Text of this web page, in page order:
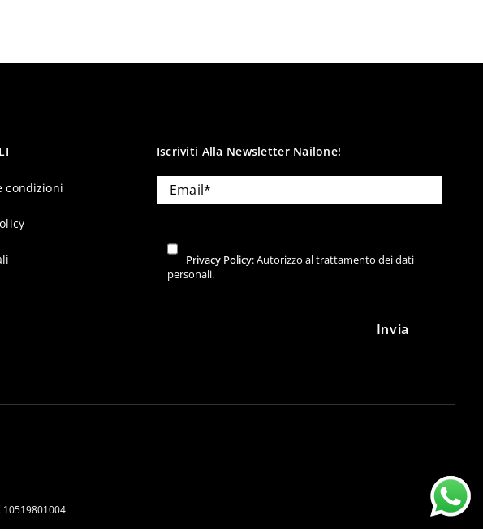
condizioni
Iscriviti Alla Newsletter Nailone!
Privacy Policy: Autorizzo al trattamento dei dati
personali.
10519801004